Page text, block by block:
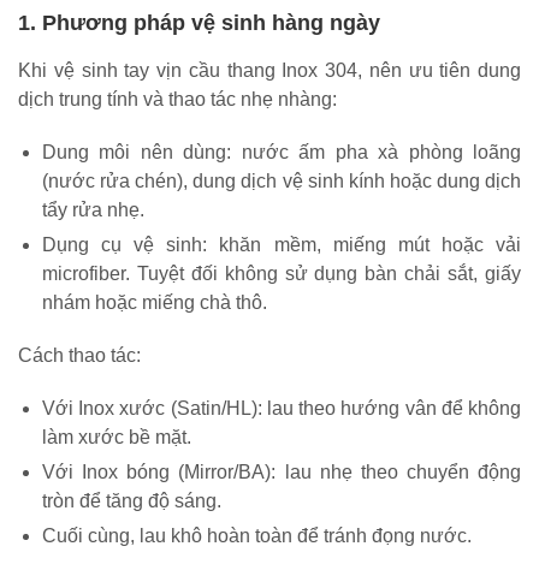
1. Phương pháp vệ sinh hàng ngày
Khi vệ sinh tay vịn cầu thang Inox 304, nên ưu tiên dung
dịch trung tính và thao tác nhẹ nhàng:
Dung môi nên dùng: nước ấm pha xà phòng loãng
(nước rửa chén), dung dịch vệ sinh kính hoặc dung dịch
tẩy rửa nhẹ.
Dụng cụ vệ sinh: khăn mềm, miếng mút hoặc vải
microfiber. Tuyệt đối không sử dụng bàn chải sắt, giấy
nhám hoặc miếng chà thô.
Cách thao tác:
Với Inox xước (Satin/HL): lau theo hướng vân để không
làm xước bề mặt.
Với Inox bóng (Mirror/BA): lau nhẹ theo chuyển động
tròn để tăng độ sáng.
Cuối cùng, lau khô hoàn toàn để tránh đọng nước.